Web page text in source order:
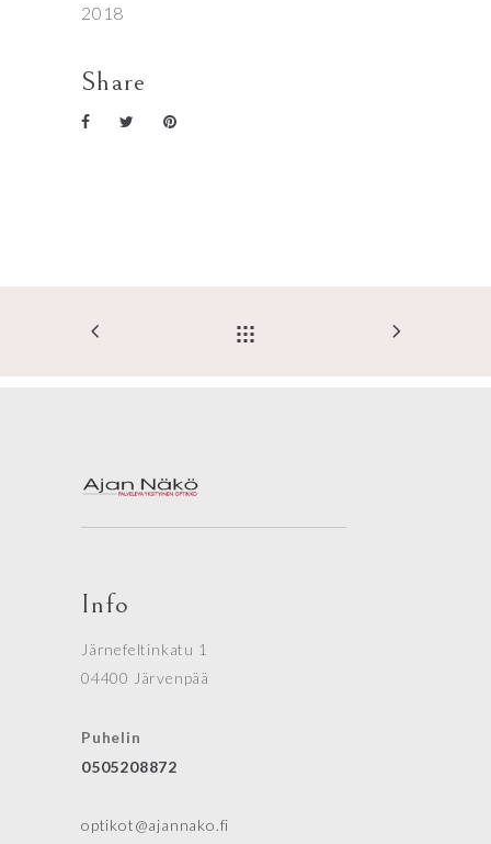
2018
Share
Info
Järnefeltinkatu 1
04400 Järvenpää
Puhelin
0505208872
optikot@ajannako.fi